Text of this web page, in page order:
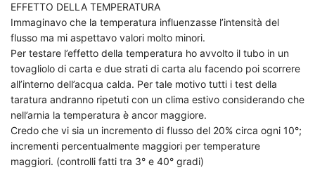
EFFETTO DELLA TEMPERATURA
Immaginavo che la temperatura influenzasse l’intensità del
flusso ma mi aspettavo valori molto minori.
Per testare l’effetto della temperatura ho avvolto il tubo in un
tovagliolo di carta e due strati di carta alu facendo poi scorrere
all’interno dell’acqua calda. Per tale motivo tutti i test della
taratura andranno ripetuti con un clima estivo considerando che
nell’arnia la temperatura è ancor maggiore.
Credo che vi sia un incremento di flusso del 20% circa ogni 10°;
incrementi percentualmente maggiori per temperature
maggiori. (controlli fatti tra 3° e 40° gradi)